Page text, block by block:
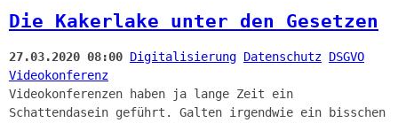
Die Kakerlake unter den Gesetzen
27.03.2020 08:00 Digitalisierung Datenschutz DSGVO
Videokonferenz
Videokonferenzen haben ja lange Zeit ein
Schattendasein geführt. Galten irgendwie ein bisschen